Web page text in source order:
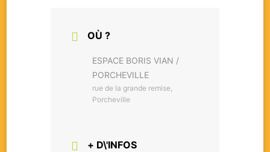
OÙ ?
ESPACE BORIS VIAN /
PORCHEVILLE
rue de la grande remise,
Porcheville
+ D\'INFOS